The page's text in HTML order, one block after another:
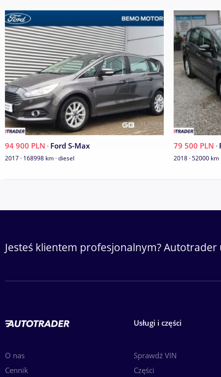
- możliwość kontroli stanu technicznego w warunkach
_
Miejsce ekspozycji auta:
Grupa Bemo
Stare Bielice, Ul. Koszalińska 26
76-039 Biesiekierz
_
Zapewniamy wsparcie kredytowo-leasingowe oraz pełną
Przyjmujemy w rozliczeniu samochody wszystkich marek
zapewnienia w rozumieniu art. 4 Ustawy z dnia 27 lipca 2002
94 900 PLN · Ford S-Max
2017 · 168998 km · diesel
79 500 PLN ·
2018 · 52000 km
Jesteś klientem profesjonalnym?
O nas
Cennik
Usługi i części
Sprawdź VIN
Części